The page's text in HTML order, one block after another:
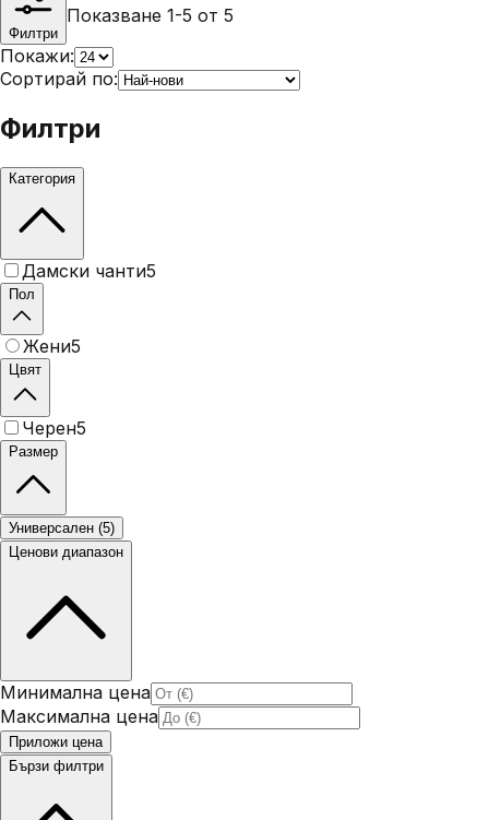
Филтри
Показване 1-5 от 5
Покажи:
Сортирай по:
Филтри
Категория
Дамски чанти5
Пол
Жени5
Цвят
Черен5
Размер
Универсален (5)
Ценови диапазон
Минимална цена
Максимална цена
Приложи цена
Бързи филтри